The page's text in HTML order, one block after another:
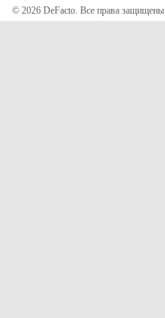
© 2026 DeFacto. Все права защищены